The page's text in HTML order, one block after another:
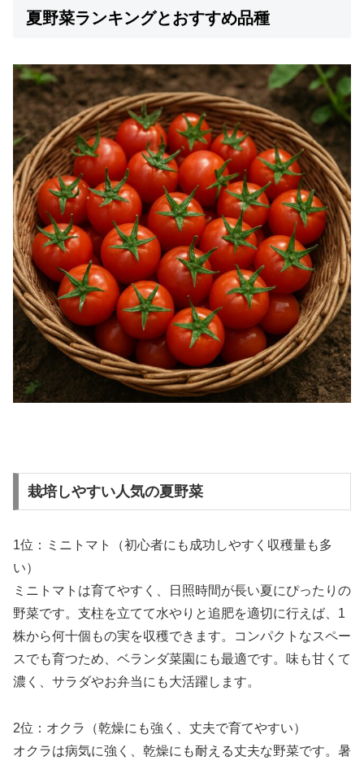
夏野菜ランキングとおすすめ品種
栽培しやすい人気の夏野菜
1位：ミニトマト（初心者にも成功しやすく収穫量も多
い）
ミニトマトは育てやすく、日照時間が長い夏にぴったりの
野菜です。支柱を立てて水やりと追肥を適切に行えば、1
株から何十個もの実を収穫できます。コンパクトなスペー
スでも育つため、ベランダ菜園にも最適です。味も甘くて
濃く、サラダやお弁当にも大活躍します。
2位：オクラ（乾燥にも強く、丈夫で育てやすい）
オクラは病気に強く、乾燥にも耐える丈夫な野菜です。暑